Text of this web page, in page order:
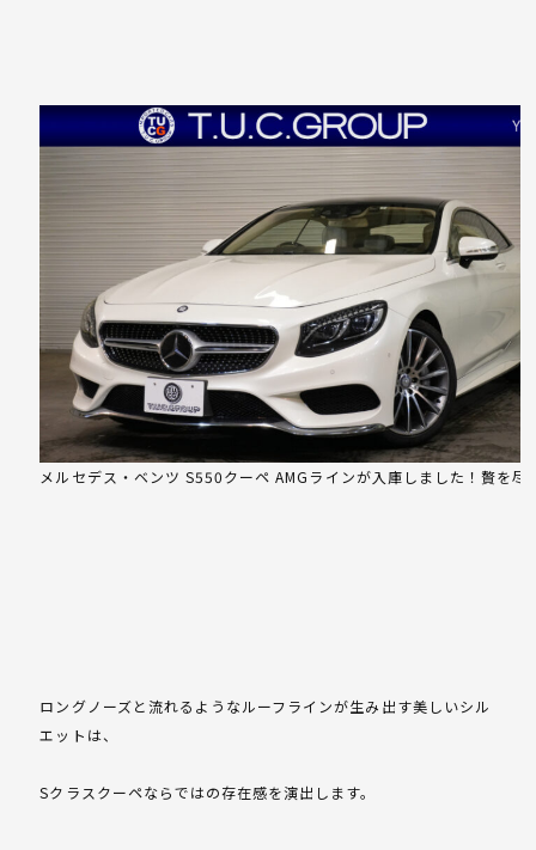
メルセデス・ベンツ S550クーペ AMGラインが入庫しました！贅を尽
ロングノーズと流れるようなルーフラインが生み出す美しいシル
エットは、
Sクラスクーペならではの存在感を演出します。